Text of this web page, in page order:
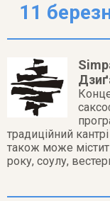
11
традиційний
також може
року, соулу,